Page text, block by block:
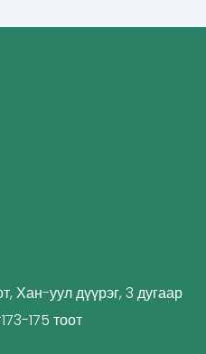
Хан-уул дүүрэг, 3 дугаар
175 тоот